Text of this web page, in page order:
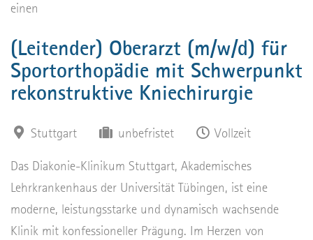
einen
(Leitender) Oberarzt (m/w/d) für
Sportorthopädie mit Schwerpunkt
rekonstruktive Kniechirurgie
Stuttgart unbefristet Vollzeit
Das Diakonie-Klinikum Stuttgart, Akademisches
Lehrkrankenhaus der Universität Tübingen, ist eine
moderne, leistungsstarke und dynamisch wachsende
Klinik mit konfessioneller Prägung. Im Herzen von